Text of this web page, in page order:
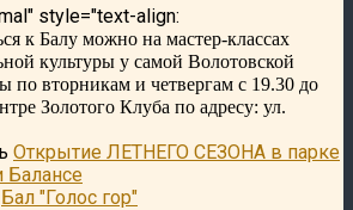
style="text-align:
к Балу можно на мастер-классах
культуры у самой Волотовской
по вторникам и четвергам с 19.30 до
Золотого Клуба по адресу: ул.
Открытие ЛЕТНЕГО СЕЗОНА в парке
Балансе
Бал "Голос гор"